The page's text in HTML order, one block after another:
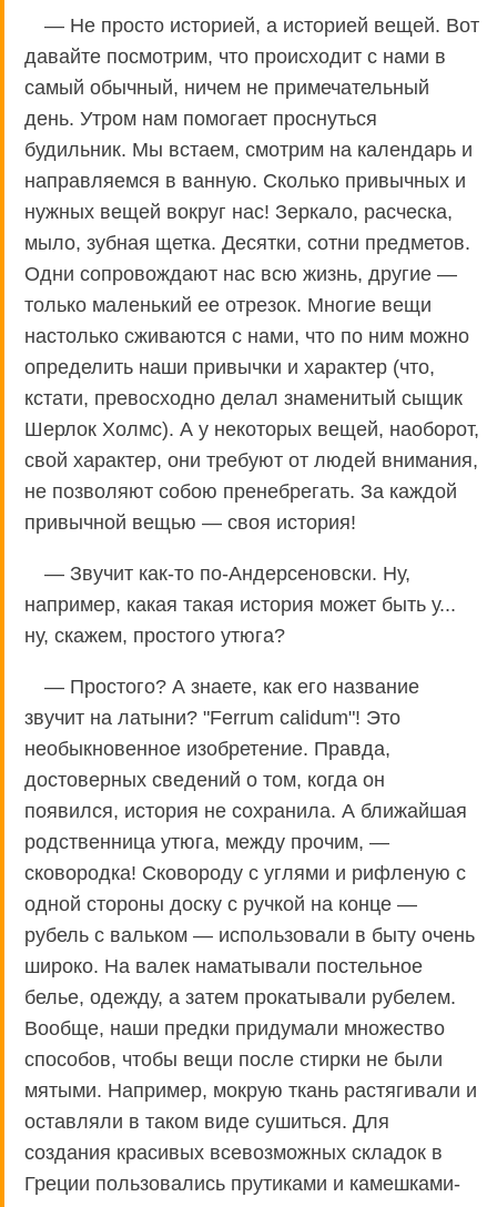
— Не просто историей, а историей вещей. Вот
давайте посмотрим, что происходит с нами в
самый обычный, ничем не примечательный
день. Утром нам помогает проснуться
будильник. Мы встаем, смотрим на календарь и
направляемся в ванную. Сколько привычных и
нужных вещей вокруг нас! Зеркало, расческа,
мыло, зубная щетка. Десятки, сотни предметов.
Одни сопровождают нас всю жизнь, другие —
только маленький ее отрезок. Многие вещи
настолько сживаются с нами, что по ним можно
определить наши привычки и характер (что,
кстати, превосходно делал знаменитый сыщик
Шерлок Холмс). А у некоторых вещей, наоборот,
свой характер, они требуют от людей внимания,
не позволяют собою пренебрегать. За каждой
привычной вещью — своя история!
— Звучит как-то по-Андерсеновски. Ну,
например, какая такая история может быть у...
ну, скажем, простого утюга?
— Простого? А знаете, как его название
звучит на латыни? "Ferrum calidum"! Это
необыкновенное изобретение. Правда,
достоверных сведений о том, когда он
появился, история не сохранила. А ближайшая
родственница утюга, между прочим, —
сковородка! Сковороду с углями и рифленую с
одной стороны доску с ручкой на конце —
рубель с вальком — использовали в быту очень
широко. На валек наматывали постельное
белье, одежду, а затем прокатывали рубелем.
Вообще, наши предки придумали множество
способов, чтобы вещи после стирки не были
мятыми. Например, мокрую ткань растягивали и
оставляли в таком виде сушиться. Для
создания красивых всевозможных складок в
Греции пользовались прутиками и камешками-